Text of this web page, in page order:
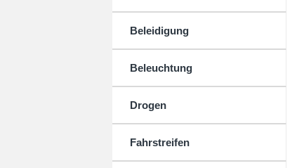
Beleidigung
Beleuchtung
Drogen
Fahrstreifen